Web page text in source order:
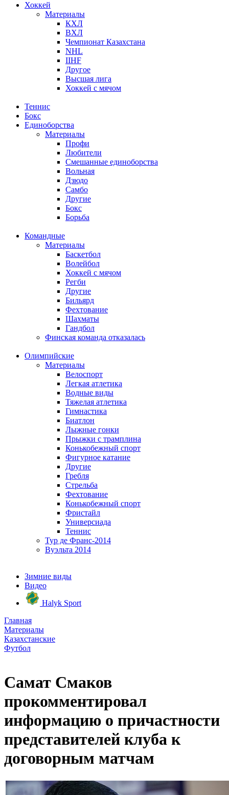
Хоккей
Материалы
КХЛ
ВХЛ
Чемпионат Казахстана
NHL
IIHF
Другое
Высшая лига
Хоккей с мячом
Теннис
Бокс
Единоборства
Материалы
Профи
Любители
Смешанные единоборства
Вольная
Дзюдо
Самбо
Другие
Бокс
Борьба
Командные
Материалы
Баскетбол
Волейбол
Хоккей с мячом
Регби
Другие
Бильярд
Фехтование
Шахматы
Гандбол
Финская команда отказалась
Олимпийские
Материалы
Велоспорт
Легкая атлетика
Водные виды
Тяжелая атлетика
Гимнастика
Биатлон
Лыжные гонки
Прыжки с трамплина
Конькобежный спорт
Фигурное катание
Другие
Гребля
Стрельба
Фехтование
Конькобежный спорт
Фристайл
Универсиада
Теннис
Тур де Франс-2014
Вуэльта 2014
Зимние виды
Видео
Halyk Sport
Главная
Материалы
Казахстанские
Футбол
Самат Смаков
прокомментировал
информацию о причастности
представителей клуба к
договорным матчам